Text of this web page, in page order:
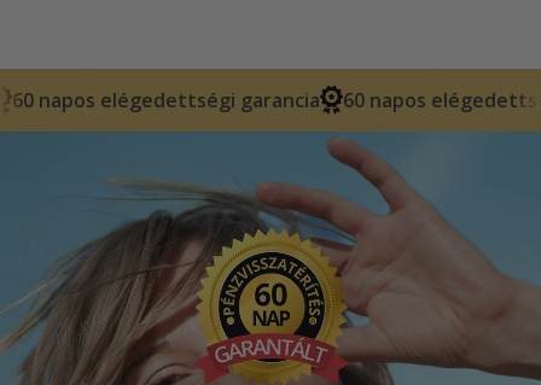
garancia 60 napos elégedettségi garancia